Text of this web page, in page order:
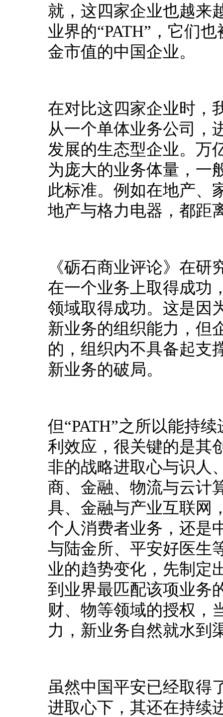
就，这四家企业也越来
业界的“PATH”，它们
金市值的中国企业。
在对比这四家企业时，
从一个单体业务公司，
发展的生态型企业。 万
为庞大的业务体量，一
此标准。 例如在地产、
地产与格力电器，都距
《砺石商业评论》在
在一个业务上取得成功
领域取得成功。 这是因
新业务的组织能力，但
的，组织内不具备起支
新业务的破局。
但“PATH”之所以能持
利效应，很关键的是其
非的战略进取心与识人
商、金融、物流与云计
具、金融与产业互联网
个人消费者业务，还是
与陆金所、平安好医生
业的趋势变化，先制定
到业界最匹配该项业务
财、物等领域的授权，
力，新业务自然就水到
虽然中国平安已经取得
进取心下，其还在持续